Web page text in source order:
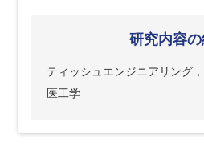
研究内容
ティッシュエンジニアリング
医工学